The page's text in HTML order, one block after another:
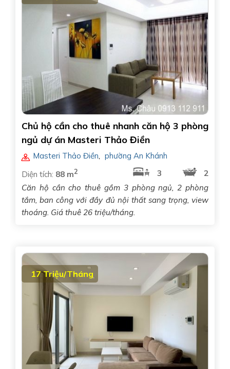
Chủ hộ cần cho thuê nhanh căn hộ 3 phòng
ngủ dự án Masteri Thảo Điền
Masteri Thảo Điền, phường An Khánh
Diện tích: 88 m2 3
2
Căn hộ cần cho thuê gồm 3 phòng ngủ, 2 phòng
tắm, ban công với đầy đủ nội thất sang trọng, view
thoáng. Giá thuê 26 triệu/tháng.
17 Triệu/Tháng